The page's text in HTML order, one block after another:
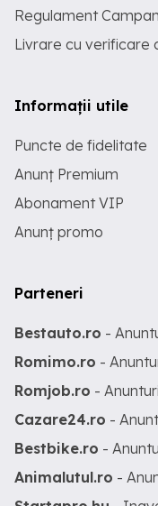
Regulament
Livrare cu verificare
Informații utile
Puncte de fidelitate
Anunț Premium
Abonament VIP
Anunț promo
Parteneri
Bestauto.ro -
Romimo.ro -
Romjob.ro -
Cazare24.ro -
Bestbike.ro -
Animalutul.ro -